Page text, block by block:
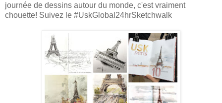
journée de dessins autour du monde, c'est vraiment
chouette! Suivez le #UskGlobal24hrSketchwalk